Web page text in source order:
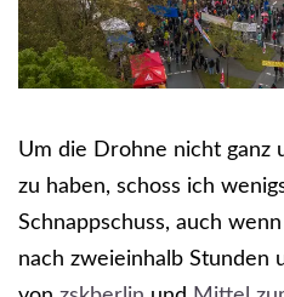
Um die Drohne nicht ganz
zu haben, schoss ich
Schnappschuss, auch
nach zweieinhalb Stunden